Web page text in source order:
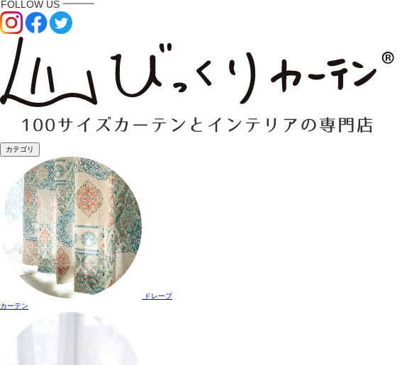
カテゴリ
ドレープ
カーテン